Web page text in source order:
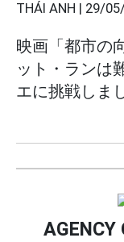
THÁI ANH | 29/
映画「都市の
ット・ランは
エに挑戦しま
AGENCY